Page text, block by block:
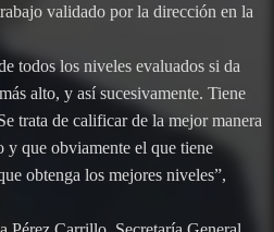
validado por la dirección en la
todos los niveles evaluados si da
alto, y así sucesivamente. Tiene
trata de calificar de la mejor manera
y que obviamente el que tiene
obtenga los mejores niveles”,